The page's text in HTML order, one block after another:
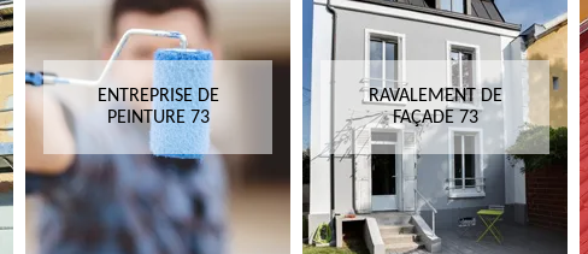
ENTREPRISE DE
PEINTURE 73
RAVALEMENT DE
FAÇADE 73